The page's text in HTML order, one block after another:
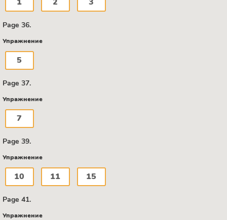
Page 36.
Упражнение
5
Page 37.
Упражнение
7
Page 39.
Упражнение
10 11 15
Page 41.
Упражнение